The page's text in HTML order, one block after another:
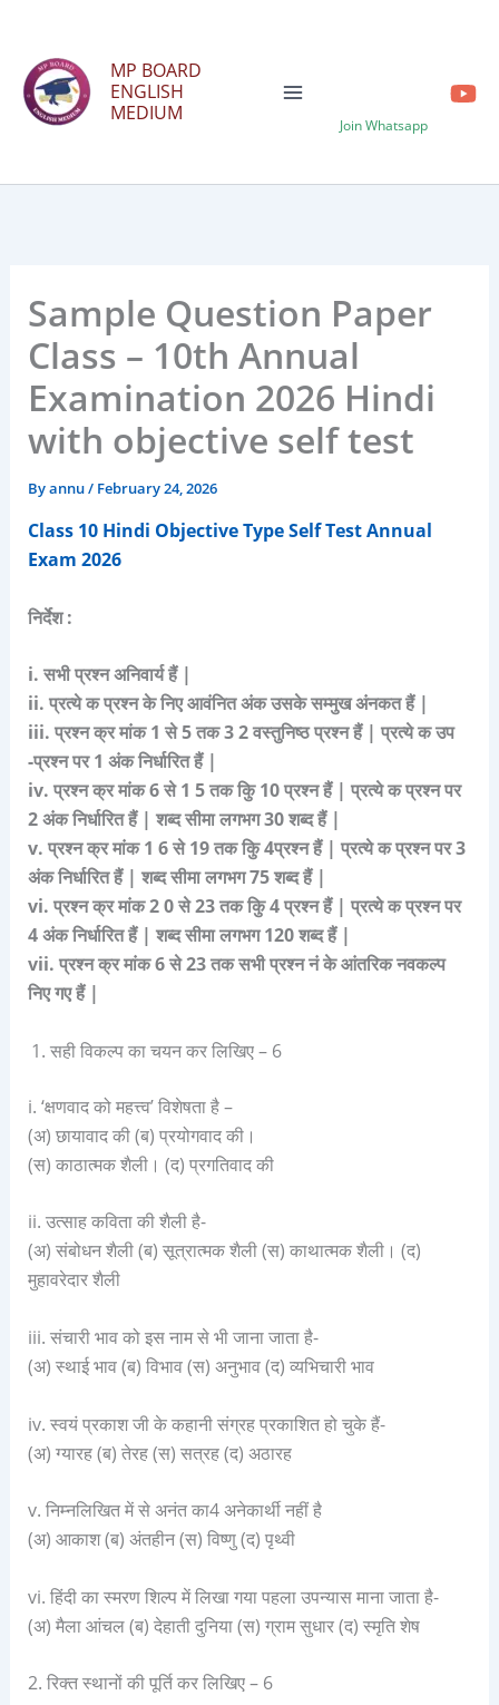
content
MP BOARD
ENGLISH
MEDIUM
Join Whatsapp
Sample Question Paper
Class – 10th Annual
Examination 2026 Hindi
with objective self test
Byannu/ February 24, 2026
Class 10 Hindi Objective Type Self Test Annual
Exam 2026
निर्देश :
i. सभी प्रश्न अनिवार्य हैं |
ii. प्रत्ये क प्रश्न के निए आवंनित अंक उसके सम्मुख अंनकत हैं |
iii. प्रश्न क्र मांक 1 से 5 तक 3 2 वस्तुनिष्ठ प्रश्न हैं | प्रत्ये क उप
-प्रश्न पर 1 अंक निर्धारित हैं |
iv. प्रश्न क्र मांक 6 से 1 5 तक कुि 10 प्रश्न हैं | प्रत्ये क प्रश्न पर
2 अंक निर्धारित हैं | शब्द सीमा लगभग 30 शब्द हैं |
v. प्रश्न क्र मांक 1 6 से 19 तक कुि 4प्रश्न हैं | प्रत्ये क प्रश्न पर 3
अंक निर्धारित हैं | शब्द सीमा लगभग 75 शब्द हैं |
vi. प्रश्न क्र मांक 2 0 से 23 तक कुि 4 प्रश्न हैं | प्रत्ये क प्रश्न पर
4 अंक निर्धारित हैं | शब्द सीमा लगभग 120 शब्द हैं |
vii. प्रश्न क्र मांक 6 से 23 तक सभी प्रश्न नं के आंतरिक नवकल्प
निए गए हैं |
सही विकल्प का चयन कर लिखिए – 6
i. ‘क्षणवाद को महत्त्व’ विशेषता है –
(अ) छायावाद की (ब) प्रयोगवाद की।
(स) काठात्मक शैली। (द) प्रगतिवाद की
ii. उत्साह कविता की शैली है-
(अ) संबोधन शैली (ब) सूत्रात्मक शैली (स) काथात्मक शैली। (द)
मुहावरेदार शैली
iii. संचारी भाव को इस नाम से भी जाना जाता है-
(अ) स्थाई भाव (ब) विभाव (स) अनुभाव (द) व्यभिचारी भाव
iv. स्वयं प्रकाश जी के कहानी संग्रह प्रकाशित हो चुके हैं-
(अ) ग्यारह (ब) तेरह (स) सत्रह (द) अठारह
v. निम्नलिखित में से अनंत का4 अनेकार्थी नहीं है
(अ) आकाश (ब) अंतहीन (स) विष्णु (द) पृथ्वी
vi. हिंदी का स्मरण शिल्प में लिखा गया पहला उपन्यास माना जाता है-
(अ) मैला आंचल (ब) देहाती दुनिया (स) ग्राम सुधार (द) स्मृति शेष
2. रिक्त स्थानों की पूर्ति कर लिखिए – 6